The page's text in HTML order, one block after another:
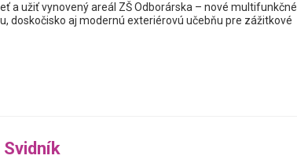
a užiť vynovený areál ZŠ Odborárska – nové multifunkčné
doskočisko aj modernú exteriérovú učebňu pre zážitkové